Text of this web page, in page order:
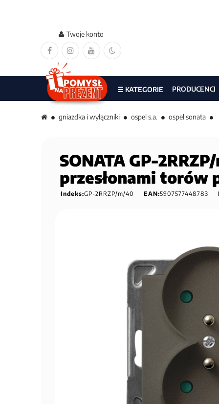
Twoje konto
☰ KATEGORIE PRODUCENCI
gniazdka i wyłączniki ospel s.a. ospel sonata
SONATA GP-
przesłonami torów
Indeks:GP-2RRZP/m/40 EAN:5907577448783